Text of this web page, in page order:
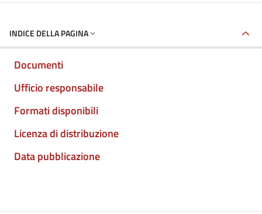
INDICE DELLA PAGINA
Documenti
Ufficio responsabile
Formati disponibili
Licenza di distribuzione
Data pubblicazione